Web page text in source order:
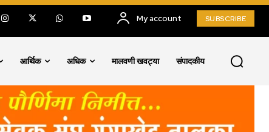
My account SUBSCRIBE
आर्थिक अधिक मालवणी खवट्या संपादकीय